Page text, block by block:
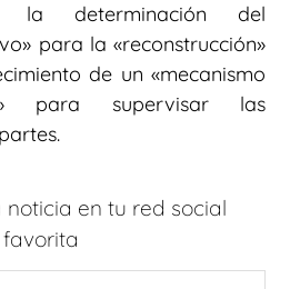
la determinación del
para la «reconstrucción»
de un «mecanismo
para supervisar las
en tu red social
favorita